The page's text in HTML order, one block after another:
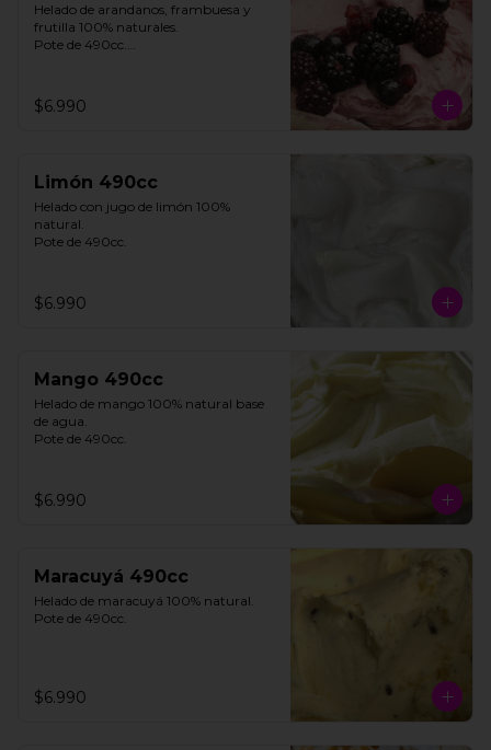
Helado de arandanos, frambuesa y
frutilla 100% naturales.
Pote de 490cc.
$6.990
Limón 490cc
Helado con jugo de limón 100%
natural.
Pote de 490cc.
$6.990
Mango 490cc
Helado de mango 100% natural base
de agua.
Pote de 490cc.
$6.990
Maracuyá 490cc
Helado de maracuyá 100% natural.
Pote de 490cc.
$6.990